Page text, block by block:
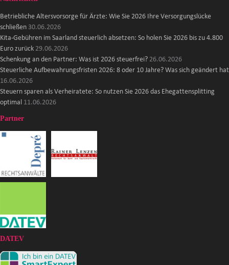
Betriebliche Altersvorsorge für Ärzte: Wie Sie 2026 Ihre Versorgungslücke
schließen 30.06.2026
Kita-Gebühren im Saarland steuerlich absetzen: So holen Sie 2026 bis zu 4.800
Euro zurück 29.06.2026
Schenkung an den Partner: Was ist 2026 steuerfrei? 26.06.2026
Steuerliche Aufbewahrungsfristen 2026: 8 oder 10 Jahre? Was sich geändert hat
16.06.2026
Steuern sparen als Verheiratete: So nutzen Sie 2026 das Ehegattensplitting
optimal 11.06.2026
Partner
DATEV